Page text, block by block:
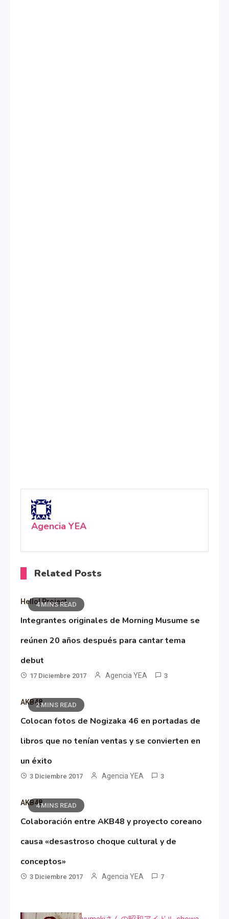
Agencia YEA
Related Posts
4 MINS READ
Hello! Project
Integrantes originales de Morning Musume se
reúnen 20 años después para cantar tema
debut
17 Diciembre 2017 Agencia YEA 3
2 MINS READ
AKB48
Colocan fotos de Nogizaka 46 en portadas de
libros que no tenían ventas y se convierten en
un éxito
3 Diciembre 2017 Agencia YEA 3
4 MINS READ
AKB48
Colaboración entre AKB48 y proyecto coreano
causa «desastroso choque cultural y de
conceptos»
3 Diciembre 2017 Agencia YEA 7